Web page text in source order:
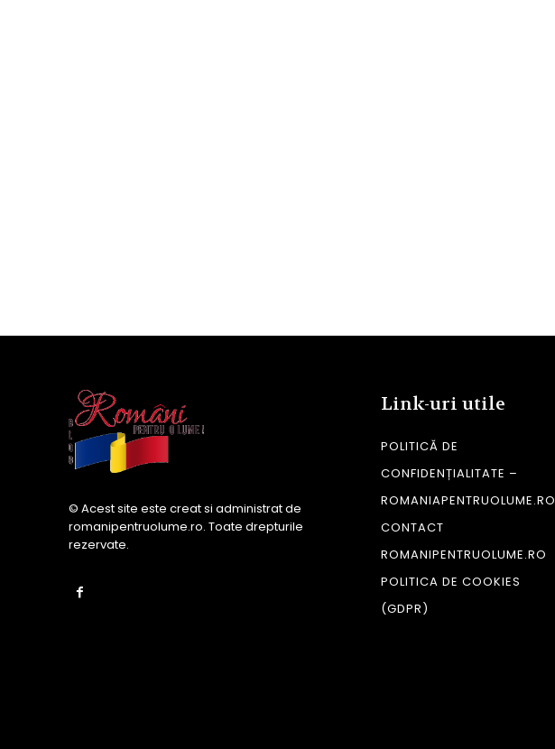
© Acest site este creat si administrat de
romanipentruolume.ro. Toate drepturile
rezervate.
Link-uri utile
POLITICĂ DE
CONFIDENȚIALITATE –
ROMANIAPENTRUOLUME.RO
CONTACT
ROMANIPENTRUOLUME.RO
POLITICA DE COOKIES
(GDPR)